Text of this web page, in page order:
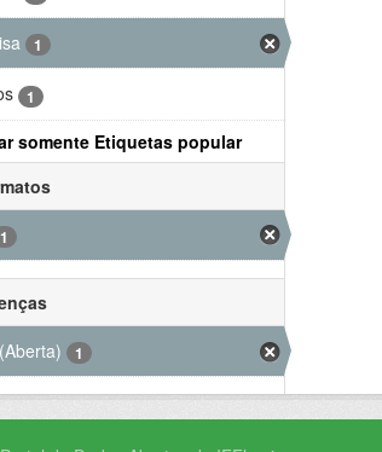
1
1
somente Etiquetas popular
1
1